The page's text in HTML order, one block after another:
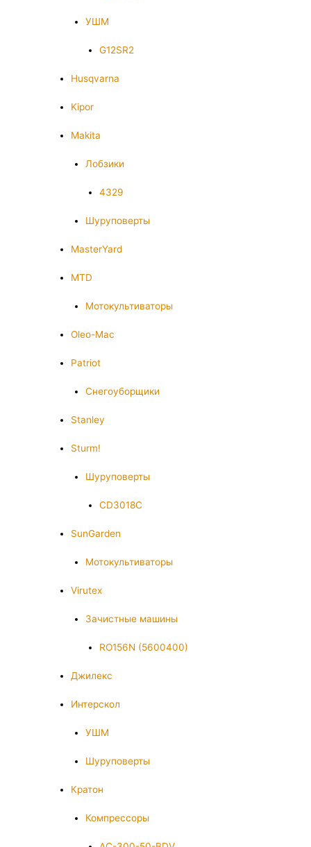
УШМ
G12SR2
Husqvarna
Kipor
Makita
Лобзики
4329
Шуруповерты
MasterYard
MTD
Мотокультиваторы
Oleo-Mac
Patriot
Снегоуборщики
Stanley
Sturm!
Шуруповерты
CD3018C
SunGarden
Мотокультиваторы
Virutex
Зачистные машины
RO156N (5600400)
Джилекс
Интерскол
УШМ
Шуруповерты
Кратон
Компрессоры